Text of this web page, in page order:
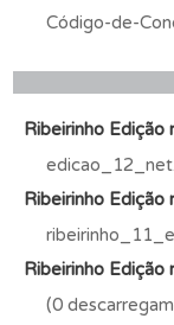
Código-de-
Ribeirinho Edição
Ribeirinho Edição
Ribeirinho Edição
(0